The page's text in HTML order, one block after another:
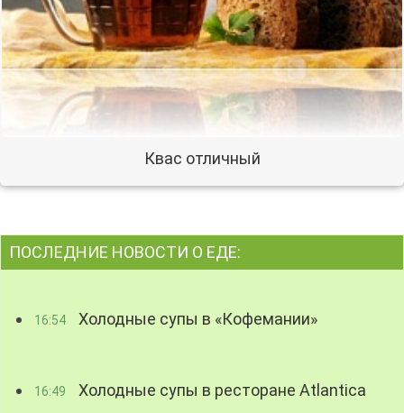
Квас отличный
ПОСЛЕДНИЕ НОВОСТИ О ЕДЕ:
16:54 Холодные супы в «Кофемании»
16:49 Холодные супы в ресторане Atlantica